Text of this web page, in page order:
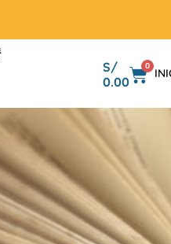
S/
0.00
0